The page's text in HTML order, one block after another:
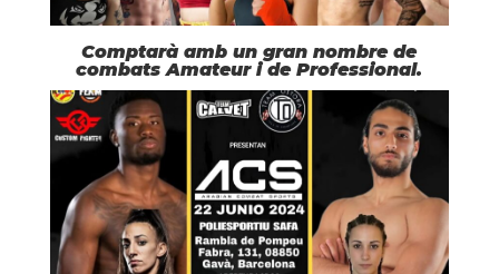
Comptarà amb un gran nombre de
combats Amateur i de Professional.